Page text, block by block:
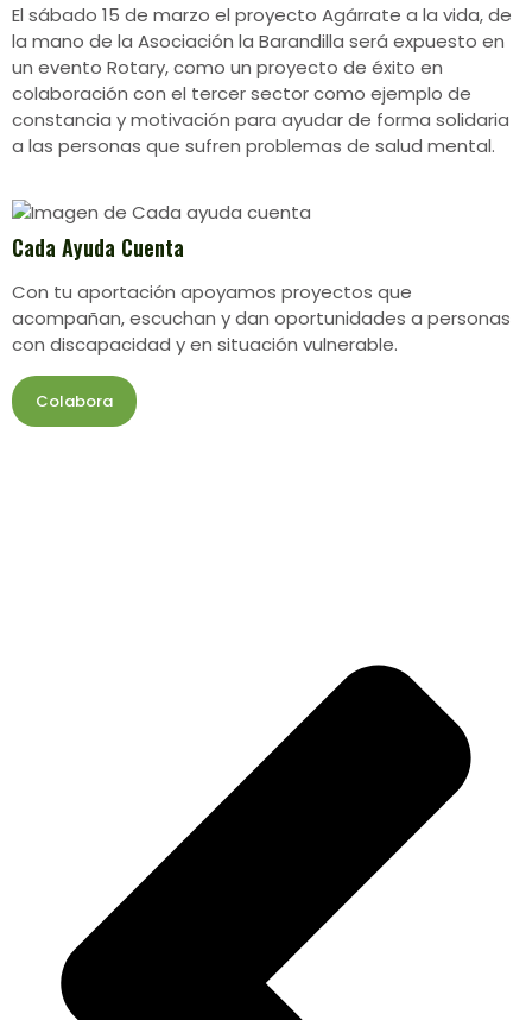
El sábado 15 de marzo el proyecto Agárrate a la vida, de
la mano de la Asociación la Barandilla será expuesto en
un evento Rotary, como un proyecto de éxito en
colaboración con el tercer sector como ejemplo de
constancia y motivación para ayudar de forma solidaria
a las personas que sufren problemas de salud mental.
Cada Ayuda Cuenta
Con tu aportación apoyamos proyectos que
acompañan, escuchan y dan oportunidades a personas
con discapacidad y en situación vulnerable.
Colabora